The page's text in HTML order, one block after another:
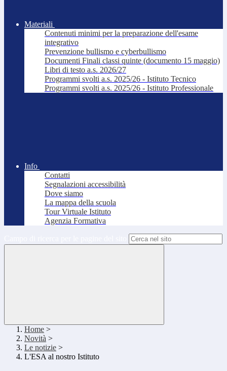
Materiali
Contenuti minimi per la preparazione dell'esame
integrativo
Prevenzione bullismo e cyberbullismo
Documenti Finali classi quinte (documento 15 maggio)
Libri di testo a.s. 2026/27
Programmi svolti a.s. 2025/26 - Istituto Tecnico
Programmi svolti a.s. 2025/26 - Istituto Professionale
Info
Contatti
Segnalazioni accessibilità
Dove siamo
La mappa della scuola
Tour Virtuale Istituto
Agenzia Formativa
Home >
Novità >
Le notizie >
L'ESA al nostro Istituto